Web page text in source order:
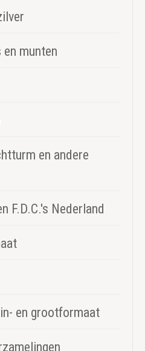
munten
en andere
F.D.C.'s Nederland
en grootformaat